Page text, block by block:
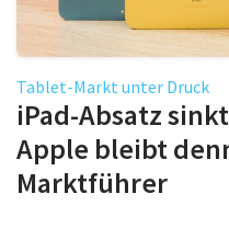
Tablet-Markt unter Druck
iPad-Absatz
Apple bleibt
Marktführer